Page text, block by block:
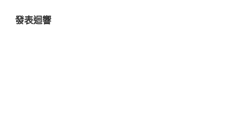
發表迴響